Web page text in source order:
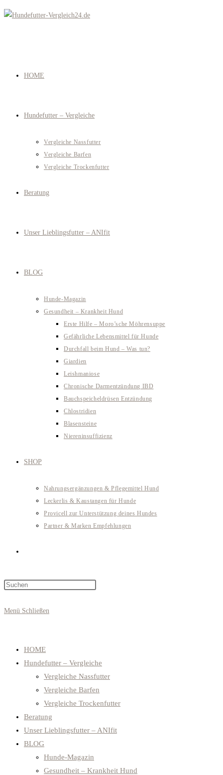
Zum
HOME
Hundefutter – Vergleiche
Vergleiche Nassfutter
Vergleiche Barfen
Vergleiche Trockenfutter
Beratung
Unser Lieblingsfutter – ANIfit
BLOG
Hunde-Magazin
Gesundheit – Krankheit Hund
Erste Hilfe – Moro’sche Möhrensuppe
Gefährliche Lebensmittel für Hunde
Durchfall beim Hund – Was tun?
Giardien
Leishmaniose
Chronische Darmentzündung IBD
Bauchspeicheldrüsen Entzündung
Chlostridien
Blasensteine
Niereninsuffizienz
SHOP
Nahrungsergänzungen & Pflegemittel Hund
Leckerlis & Kaustangen für Hunde
Provicell zur Unterstützung deines Hundes
Partner & Marken Empfehlungen
Suche
panel.
Menü Schließen
HOME
Hundefutter – Vergleiche
Vergleiche Nassfutter
Vergleiche Barfen
Vergleiche Trockenfutter
Beratung
Unser Lieblingsfutter – ANIfit
BLOG
Hunde-Magazin
Gesundheit – Krankheit Hund